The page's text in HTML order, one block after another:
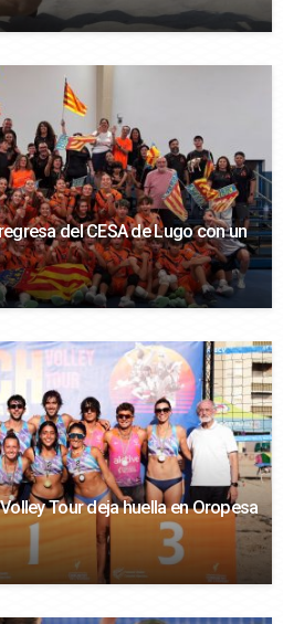
del CESA de Lugo con un
Tour deja huella en Oropesa